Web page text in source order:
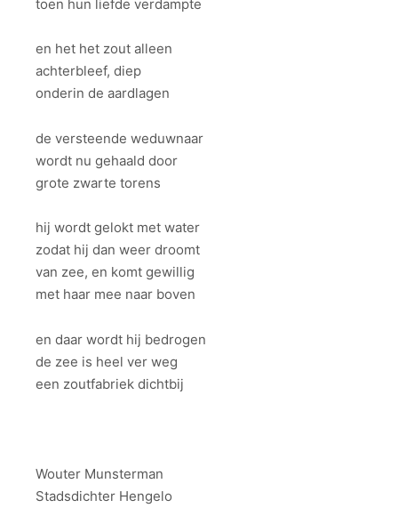
toen hun liefde verdampte
en het het zout alleen
achterbleef, diep
onderin de aardlagen
de versteende weduwnaar
wordt nu gehaald door
grote zwarte torens
hij wordt gelokt met water
zodat hij dan weer droomt
van zee, en komt gewillig
met haar mee naar boven
en daar wordt hij bedrogen
de zee is heel ver weg
een zoutfabriek dichtbij
Wouter Munsterman
Stadsdichter Hengelo